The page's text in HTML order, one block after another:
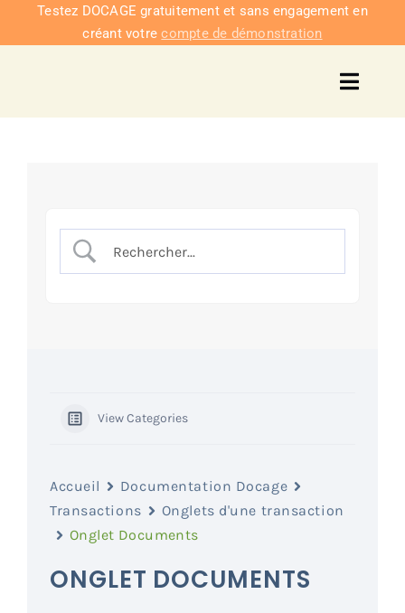
PasserTestez DOCAGE gratuitement et sans engagement en
créant votrecompte de démonstration
View Categories
Accueil
Documentation Docage
Transactions
Onglets d'une transaction
Onglet Documents
ONGLET DOCUMENTS